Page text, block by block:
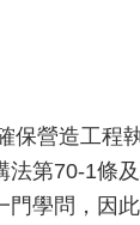
營造工程
第70-1條
學問，因